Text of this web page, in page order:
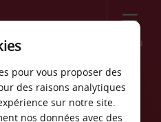
Menu
pour vous proposer des
des raisons analytiques
sur notre site.
nos données avec des